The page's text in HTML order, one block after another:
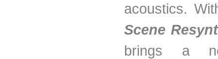
acoustics.
Scene
brings a